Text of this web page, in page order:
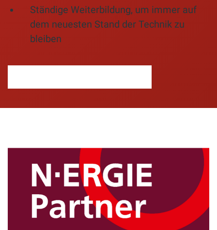
Ständige Weiterbildung, um immer auf
dem neuesten Stand der Technik zu
bleiben